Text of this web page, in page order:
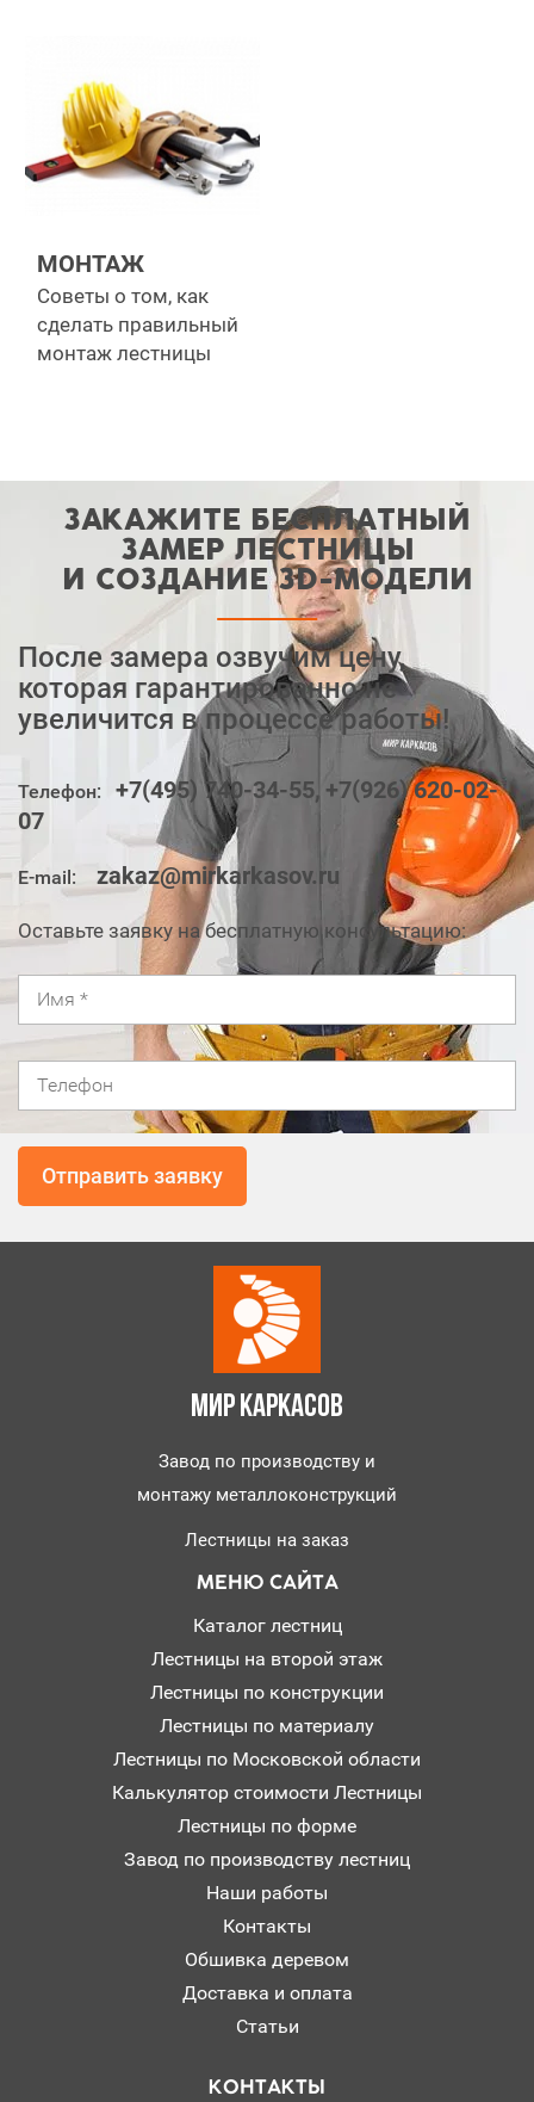
МОНТАЖ
Советы о том, как
сделать правильный
монтаж лестницы
ЗАКАЖИТЕ БЕСПЛАТНЫЙ
ЗАМЕР ЛЕСТНИЦЫ
И СОЗДАНИЕ ЗD-МОДЕЛИ
После замера озвучим цену,
которая гарантированно не
увеличится в процессе работы!
Телефон: +7(495) 740-34-55, +7(926) 620-02-
07
E-mail: zakaz@mirkarkasov.ru
Оставьте заявку на бесплатную консультацию:
МИР КАРКАСОВ
Завод по производству и
монтажу металлоконструкций
Лестницы на заказ
МЕНЮ САЙТА
Каталог лестниц
Лестницы на второй этаж
Лестницы по конструкции
Лестницы по материалу
Лестницы по Московской области
Калькулятор стоимости Лестницы
Лестницы по форме
Завод по производству лестниц
Наши работы
Контакты
Обшивка деревом
Доставка и оплата
Статьи
КОНТАКТЫ